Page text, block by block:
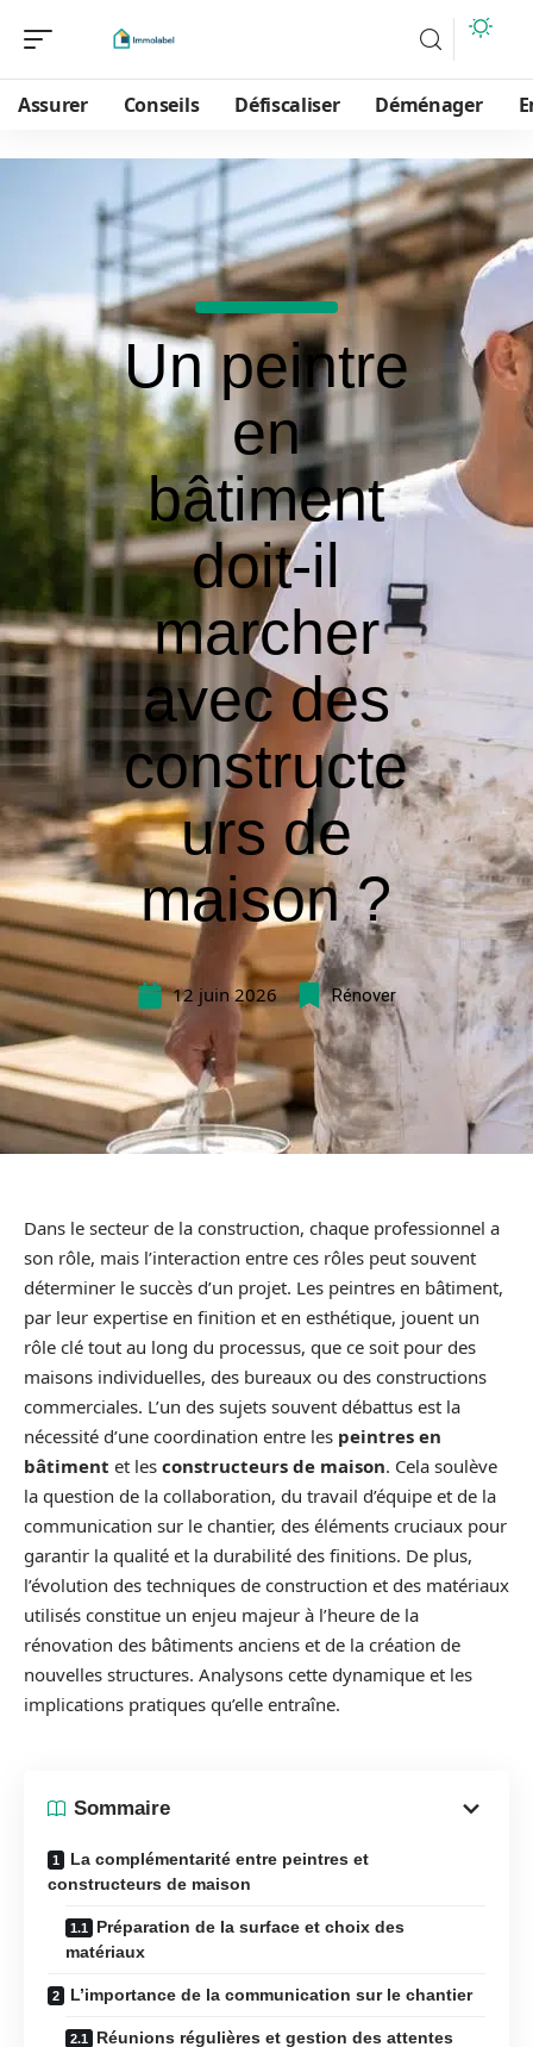
Assurer Conseils Défiscaliser Déménager
Un peintre
en
bâtiment
doit-il
marcher
avec des
constructe
urs de
maison ?
12 juin 2026 Rénover
Dans le secteur de la construction, chaque professionnel a
son rôle, mais l’interaction entre ces rôles peut souvent
déterminer le succès d’un projet. Les peintres en bâtiment,
par leur expertise en finition et en esthétique, jouent un
rôle clé tout au long du processus, que ce soit pour des
maisons individuelles, des bureaux ou des constructions
commerciales. L’un des sujets souvent débattus est la
nécessité d’une coordination entre les peintres en
bâtiment et les constructeurs de maison. Cela soulève
la question de la collaboration, du travail d’équipe et de la
communication sur le chantier, des éléments cruciaux pour
garantir la qualité et la durabilité des finitions. De plus,
l’évolution des techniques de construction et des matériaux
utilisés constitue un enjeu majeur à l’heure de la
rénovation des bâtiments anciens et de la création de
nouvelles structures. Analysons cette dynamique et les
implications pratiques qu’elle entraîne.
Sommaire
La complémentarité entre peintres et
constructeurs de maison
Préparation de la surface et choix des
matériaux
L’importance de la communication sur le chantier
Réunions régulières et gestion des attentes